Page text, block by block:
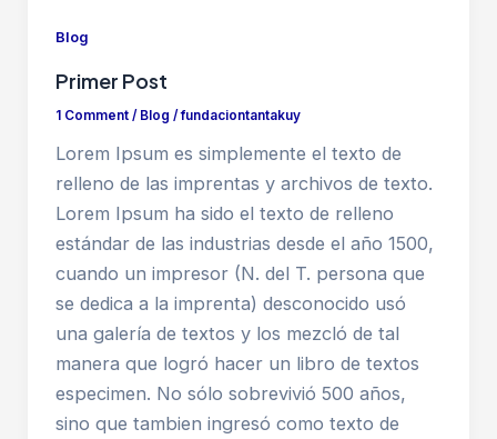
Blog
Primer Post
1 Comment / Blog /fundaciontantakuy
Lorem Ipsum es simplemente el texto de
relleno de las imprentas y archivos de texto.
Lorem Ipsum ha sido el texto de relleno
estándar de las industrias desde el año 1500,
cuando un impresor (N. del T. persona que
se dedica a la imprenta) desconocido usó
una galería de textos y los mezcló de tal
manera que logró hacer un libro de textos
especimen. No sólo sobrevivió 500 años,
sino que tambien ingresó como texto de